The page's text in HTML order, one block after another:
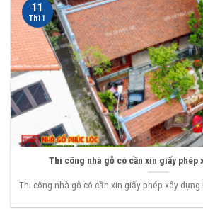
Thi công nhà gỗ có cần xin giấy phép
Thi công nhà gỗ có cần xin giấy phép xây dựng
11
Th11